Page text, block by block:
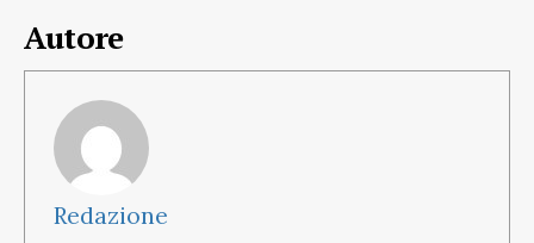
Autore
Redazione